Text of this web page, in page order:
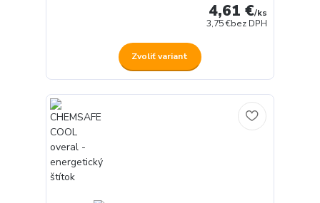
4,61 €/ks
3,75 €bez DPH
Zvoliť variant